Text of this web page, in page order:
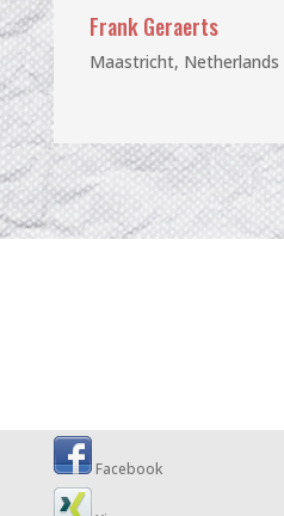
Frank Geraerts
Maastricht, Netherlands
Facebook